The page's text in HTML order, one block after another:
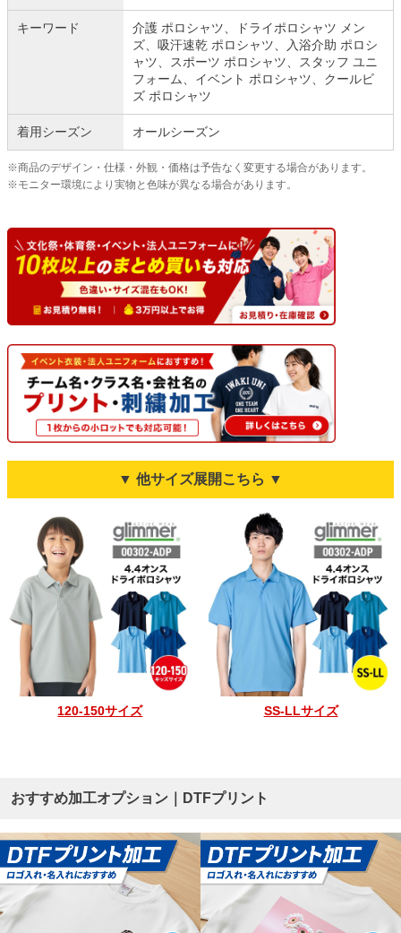
キーワード
介護 ポロシャツ、ドライポロシャツ メン
ズ、吸汗速乾 ポロシャツ、入浴介助 ポロシ
ャツ、スポーツ ポロシャツ、スタッフ ユニ
フォーム、イベント ポロシャツ、クールビ
ズ ポロシャツ
着用シーズン オールシーズン
※商品のデザイン・仕様・外観・価格は予告なく変更する場合があります。
※モニター環境により実物と色味が異なる場合があります。
▼ 他サイズ展開こちら ▼
120-150サイズ SS-LLサイズ
おすすめ加工オプション｜DTFプリント